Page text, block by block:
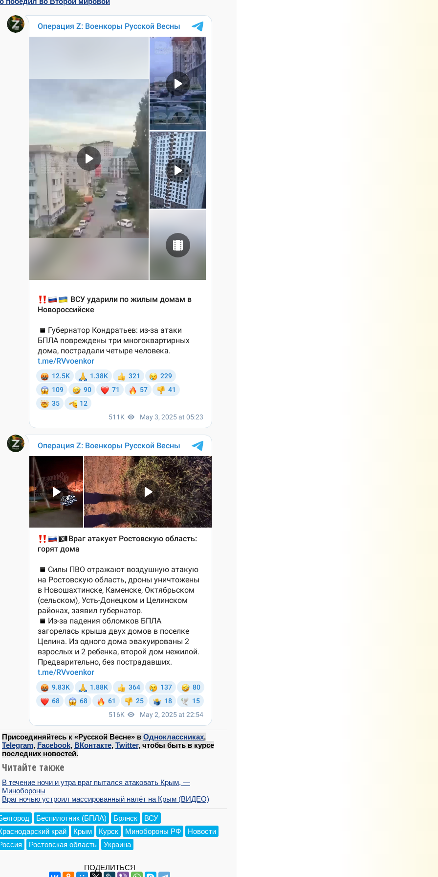
Присоединяйтесь к «Русской Весне» в Одноклассниках,
Telegram, Facebook, ВКонтакте, Twitter, чтобы быть в курсе
последних новостей.
Читайте также
В течение ночи и утра враг пытался атаковать Крым, —
Минобороны
Враг ночью устроил массированный налёт на Крым (ВИДЕО)
Беспилотник (БПЛА) Брянск
ВСУ
край
Крым Курск Минобороны РФ
Новости
Ростовская область Украина
ПОДЕЛИТЬСЯ